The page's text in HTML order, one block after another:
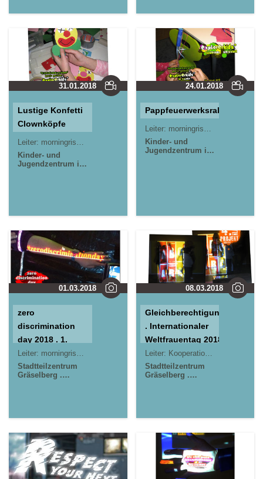
31.01.2018
Lustige Konfetti
Clownköpfe
Leiter: morningrise* . jOrn
Kinder- und
Jugendzentrum in
24.01.2018
Pappfeuerwerksraketen
Leiter: morningrise* . jOrn
Kinder- und
Jugendzentrum in
01.03.2018
zero
discrimination
day 2018 . 1.
März 2018
Leiter: morningrise* . jOrn
Stadtteilzentrum
Gräselberg .
08.03.2018
Gleichberechtigung
. Internationaler
Weltfrauentag 2018
Leiter: Kooperationsprojekt
Stadtteilzentrum
Gräselberg .